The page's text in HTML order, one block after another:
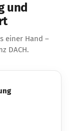
und
einer Hand –
DACH.